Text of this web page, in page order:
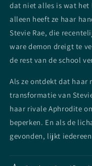
dat niet alles is wat
alleen heeft ze haar
Stevie Rae, die
ware demon dreigt te
de rest van de school
Als ze ontdekt dat
transformatie van
haar rivale Aphrodite
beperken. En als de
gevonden, lijkt